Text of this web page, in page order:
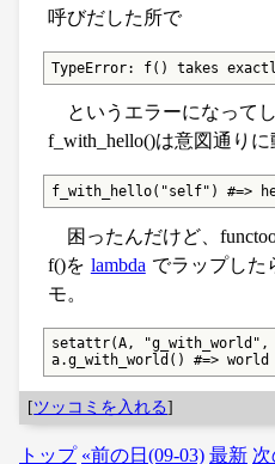
呼びだした所で
TypeError: f() takes
というエラーになって
f_with_hello()は意図通りに
f_with_hello("self") #=>
困ったんだけど、
f()を lambda でラップした
モ。
setattr(A,
a.g_with_world() #=> world
[ツッコミを入れる]
トップ «前の日(09-03) 最新 次